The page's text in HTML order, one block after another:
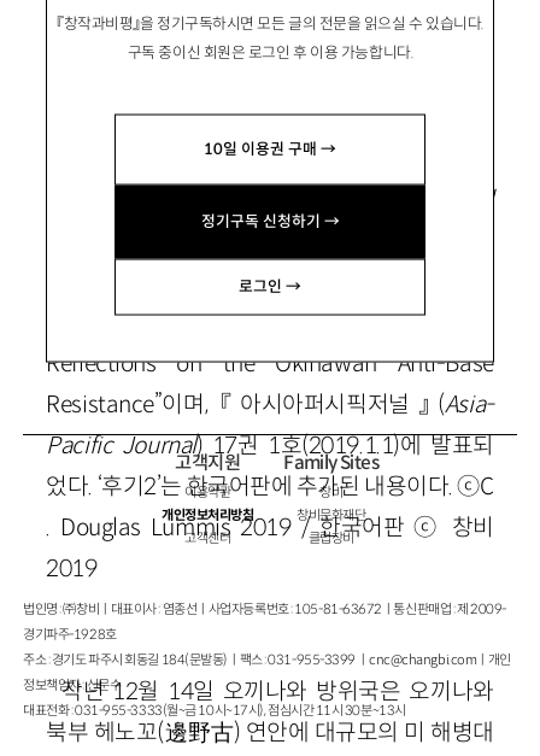
『창작과비평』을 정기구독하시면 모든 글의 전문을 읽으실 수 있습니다.
구독 중이신 회원은 로그인 후 이용 가능합니다.
10일 이용권 구매 →
정기구독 신청하기 →
로그인 →
오끼나와 국제대학 대학원 객원교수, 『아시아
The Asia-Pacific Journal
* 이 글의 원제는 “‘It Ain’t Over ’Till It’s Over’:
Reflections on the Okinawan Anti-Base
Resistance”이며, 『아시아퍼시픽저널』(Asia-
Pacific Journal) 17권 1호(2019.1.1)에 발표되
었다. ‘후기2’는 한국어판에 추가된 내용이다. ⓒC
. Douglas Lummis 2019 / 한국어판 ⓒ 창비
2019
작년 12월 14일 오끼나와 방위국은 오끼나와
북부 헤노꼬(邊野古) 연안에 대규모의 미 해병대
고객지원
이용약관
개인정보처리방침
고객센터
Family Sites
창비
창비문화재단
클럽창비
법인명 : ㈜창비ㅣ대표이사 : 염종선ㅣ사업자등록번호 : 105-81-63672ㅣ통신판매업 : 제 2009-
경기파주-1928호
주소 : 경기도 파주시 회동길 184(문발동)ㅣ팩스 : 031-955-3399 ㅣcnc@changbi.com ㅣ개인
정보책임자 : 신문수
대표전화 : 031-955-3333(월~금 10시~17시), 점심시간 11시 30분~13시